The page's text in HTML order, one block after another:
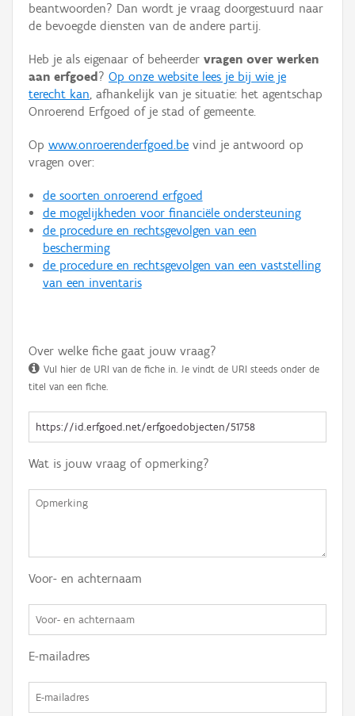
Persoon of collectief
Hergebruik
Aanmelden
beantwoorden? Dan wordt je vraag doorgestuurd naar
de bevoegde diensten van de andere partij.
Heb je als eigenaar of beheerder vragen over werken
aan erfgoed ? Op onze website lees je bij wie je
terecht kan, afhankelijk van je situatie: het agentschap
Onroerend Erfgoed of je stad of gemeente.
Op www.onroerenderfgoed.be vind je antwoord op
vragen over:
de soorten onroerend erfgoed
de mogelijkheden voor financiële ondersteuning
de procedure en rechtsgevolgen van een
bescherming
de procedure en rechtsgevolgen van een vaststelling
van een inventaris
Over welke fiche gaat jouw vraag?
Vul hier de URI van de fiche in. Je vindt de URI steeds onder de
titel van een fiche.
Wat is jouw vraag of opmerking?
Voor- en achternaam
E-mailadres